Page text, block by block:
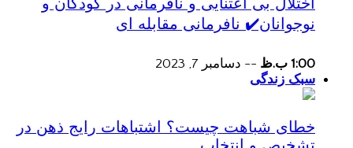
نوجوانان✔️ نافرمانی مقابله ای
1:00 ب.ظ -- دسامبر 7, 2023
سبک زندگی
خطای شباهت چیست؟ اشتباهات رایج ذهن در